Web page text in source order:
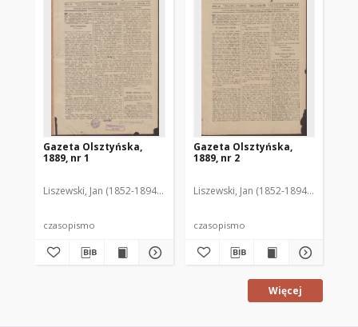
Gazeta Olsztyńska,
1889, nr 1
Liszewski, Jan (1852-1894). Red.
czasopismo
Gazeta Olsztyńska,
1889, nr 2
Liszewski, Jan (1852-1894). Red.
czasopismo
Więcej